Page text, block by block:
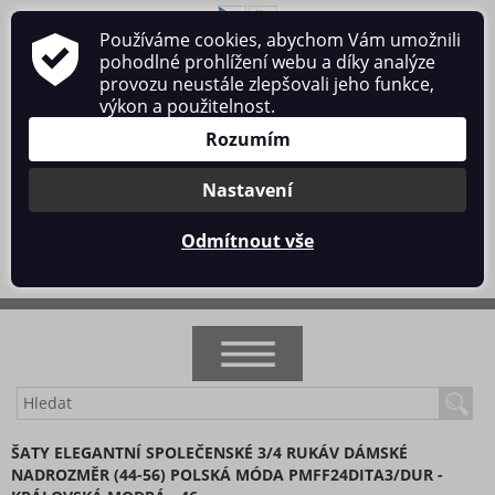
O nás Obchodní podmínky
Ochrana osobních údajů
Kontakt
Přihlásit se/Registrace
NOVINKY
AKCE
ŠATY ELEGANTNÍ SPOLEČENSKÉ 3/4 RUKÁV DÁMSKÉ
NADROZMĚR (44-56) POLSKÁ MÓDA PMFF24DITA3/DUR -
Používáme cookies, abychom Vám umožnili
pohodlné prohlížení webu a díky analýze
provozu neustále zlepšovali jeho funkce,
výkon a použitelnost.
Rozumím
Nastavení
Odmítnout vše